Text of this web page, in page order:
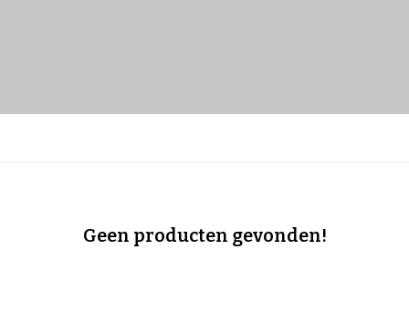
Geen producten gevonden!